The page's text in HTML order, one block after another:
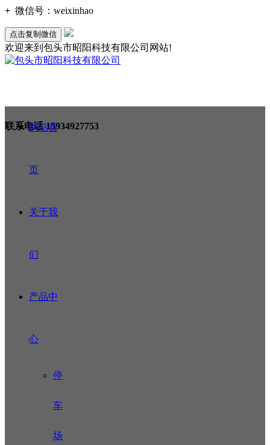
+ 微信号： weixinhao
点击复制微信
欢迎来到包头市昭阳科技有限公司网站!
联系电话15934927753
网站首
页
关于我
们
产品中
心
停
车
场